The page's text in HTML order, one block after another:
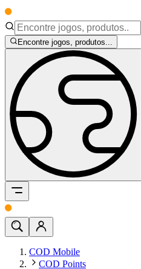
Encontre jogos, produtos...
COD Mobile
COD Points